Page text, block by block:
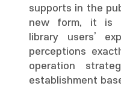
supports in the
new form, it is
library users’
perceptions
operation
establishment